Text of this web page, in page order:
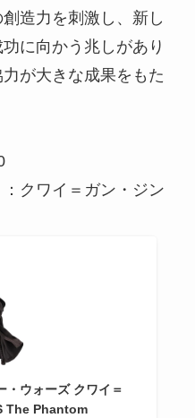
造力を刺激し、新し
に向かう兆しがあり
が大きな成果をもた
：クワイ＝ガン・ジン
・ウォーズ クワイ＝
The Phantom